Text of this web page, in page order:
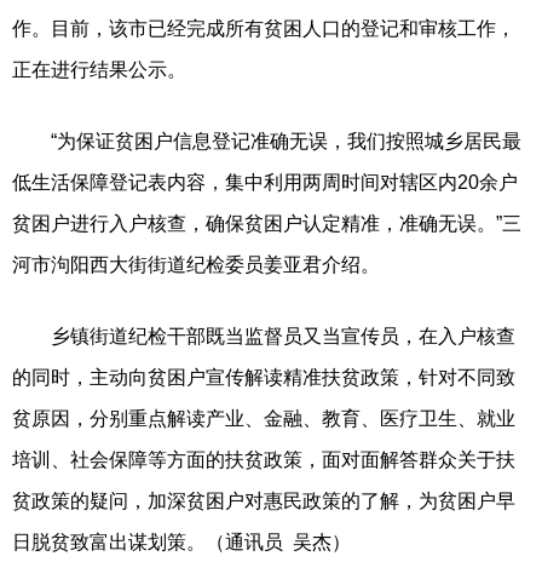
作。目前，该市已经完成所有贫困人口的登记和审核工作，
正在进行结果公示。
“为保证贫困户信息登记准确无误，我们按照城乡居民最
低生活保障登记表内容，集中利用两周时间对辖区内20余户
贫困户进行入户核查，确保贫困户认定精准，准确无误。”三
河市泃阳西大街街道纪检委员姜亚君介绍。
乡镇街道纪检干部既当监督员又当宣传员，在入户核查
的同时，主动向贫困户宣传解读精准扶贫政策，针对不同致
贫原因，分别重点解读产业、金融、教育、医疗卫生、就业
培训、社会保障等方面的扶贫政策，面对面解答群众关于扶
贫政策的疑问，加深贫困户对惠民政策的了解，为贫困户早
日脱贫致富出谋划策。（通讯员 吴杰）